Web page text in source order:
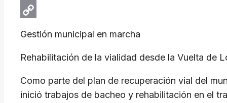
Email
Gestión municipal en marcha
Rehabilitación de la vialidad desde la Vuelta de
Como parte del plan de recuperación vial del
inició trabajos de bacheo y rehabilitación en el